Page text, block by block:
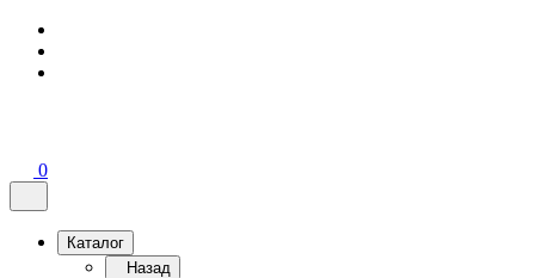
0
Каталог
Назад